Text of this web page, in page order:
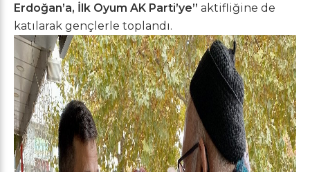
Erdoğan’a, İlk Oyum AK Parti’ye” aktifliğine de
katılarak gençlerle toplandı.